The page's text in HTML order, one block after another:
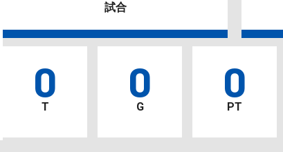
試合
0
T
0
G
0
PT